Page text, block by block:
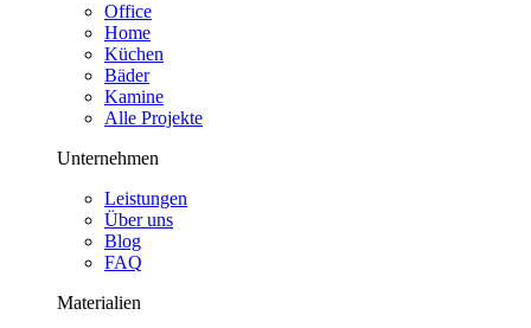
Office
Home
Küchen
Bäder
Kamine
Alle Projekte
Unternehmen
Leistungen
Über uns
Blog
FAQ
Materialien